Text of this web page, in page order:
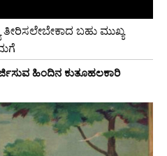
ತೀರಿಸಲೇಬೇಕಾದ ಬಹು ಮುಖ್ಯ
ಹಿಂದಿನ ಕುತೂಹಲಕಾರಿ